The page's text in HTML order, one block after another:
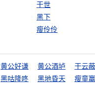
干世
黑下
瘦伶伶
黄公好谦 黄公酒垆
干云
黑咕隆咚 黑地昏天 瘦童